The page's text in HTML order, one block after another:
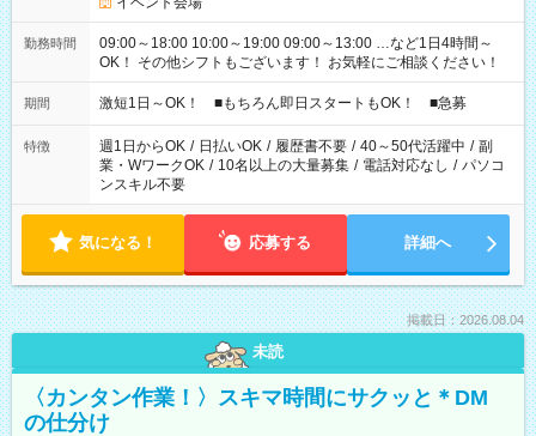
勤務時間
09:00～18:00 10:00～19:00 09:00～13:00 …など1日4時間～
OK！ その他シフトもございます！ お気軽にご相談ください！
期間 激短1日～OK！ ■もちろん即日スタートもOK！ ■急募
特徴 週1日からOK / 日払いOK / 履歴書不要 / 40～50代活躍中 / 副
業・WワークOK / 10名以上の大量募集 / 電話対応なし / パソコ
ンスキル不要
気になる！ 応募する 詳細へ
掲載日：2026.08.04
未読
〈カンタン作業！〉スキマ時間にサクッと＊DM
の仕分け